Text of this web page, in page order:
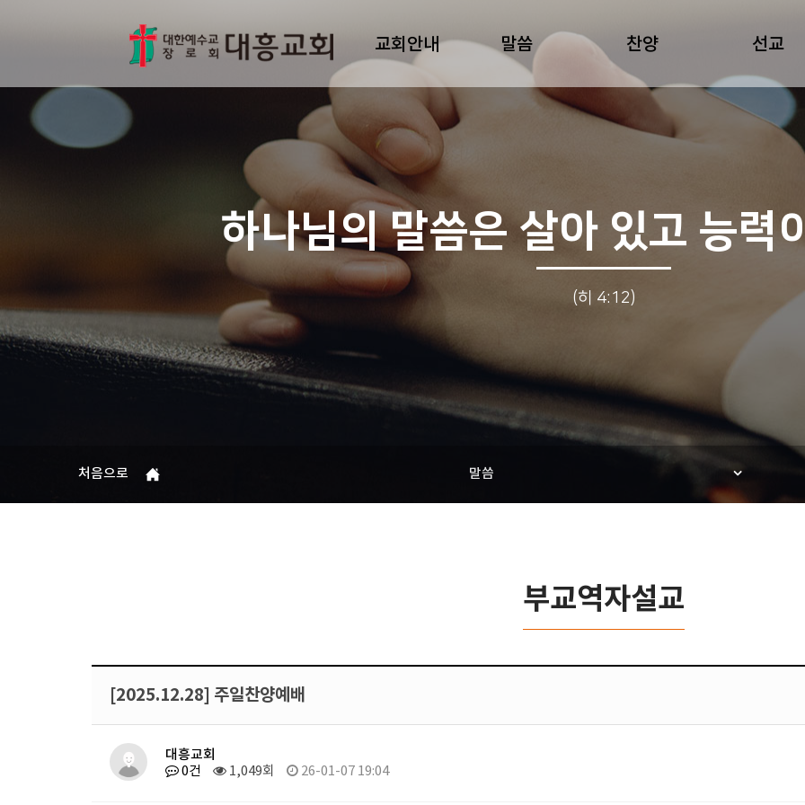
교회안내 말씀 찬양 선교
하나님의 말씀은 살아 있고 능력
(히 4:12)
처음으로 말씀
부교역자설교
[2025.12.28] 주일찬양예배
대흥교회
0건
1,049회 26-01-07 19:04